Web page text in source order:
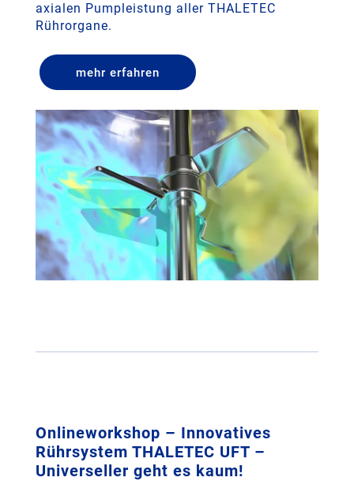
axialen Pumpleistung aller THALETEC
Rührorgane.
mehr erfahren
Onlineworkshop – Innovatives
Rührsystem THALETEC UFT –
Universeller geht es kaum!